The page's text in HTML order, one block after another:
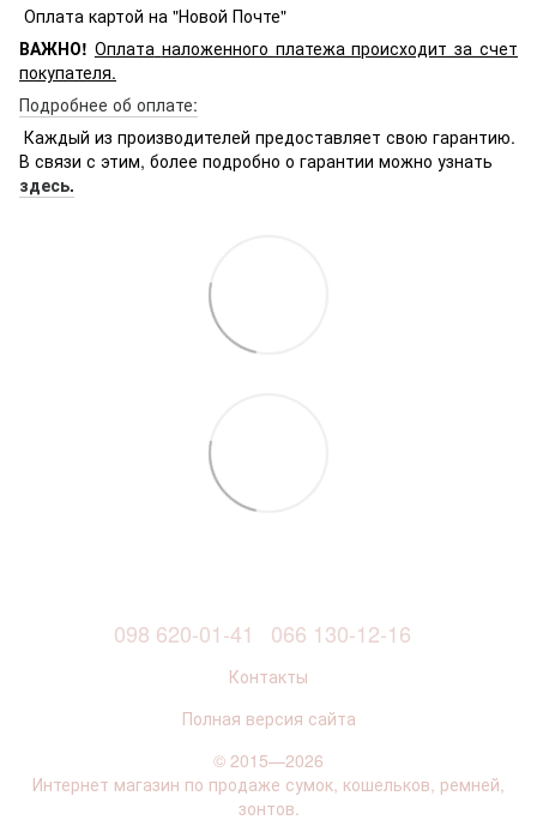
Оплата картой на "Новой Почте"
ВАЖНО! Оплата наложенного платежа происходит за счет
покупателя.
Подробнее об оплате:
Каждый из производителей предоставляет свою гарантию.
В связи с этим, более подробно о гарантии можно узнать
здесь.
098 620-01-41 066 130-12-16
Контакты
Полная версия сайта
© 2015—2026
Интернет магазин по продаже сумок, кошельков, ремней,
зонтов.